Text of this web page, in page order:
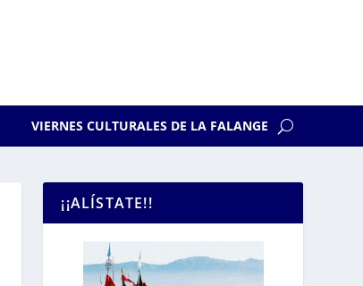
VIERNES CULTURALES DE LA FALANGE
¡¡ALÍSTATE!!